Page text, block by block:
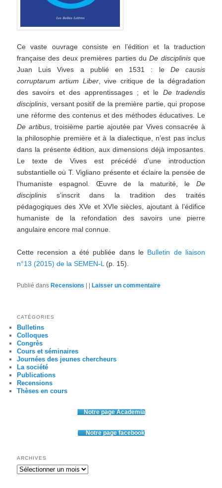
Ce vaste ouvrage consiste en l’édition et la traduction
française des deux premières parties duDe disciplinis que
Juan Luis Vives a publié en 1531 : le De causis
corruptarum artium Liber, vive critique de la dégradation
des savoirs et des apprentissages ; et le De tradendis
disciplinis, versant positif de la première partie, qui propose
une réforme des contenus et des méthodes éducatives. Le
De artibus, troisième partie ajoutée par Vives consacrée à
la philosophie première et à la dialectique, n’est pas inclus
dans la présente édition, aux dimensions déjà imposantes.
Le texte de Vives est précédé d’une introduction
substantielle où T. Vigliano présente et éclaire la pensée de
l’humaniste espagnol. Œuvre de la maturité, le De
disciplinis s’inscrit dans la tradition des traités
pédagogiques des XVe et XVIe siècles, ajoutant à l’édifice
humaniste de la refondation des savoirs une pierre
angulaire encore mal connue.
Cette recension a été publiée dans leBulletin de liaison
n°13 (2015) de la SEMEN-L (p. 15).
Publié dans Recensions Laisser un commentaire
CATÉGORIES
Bulletins
Colloques
Congrès
Cours et séminaires
Journées des jeunes chercheurs
La société
Publications
Recensions
Thèses en cours
Notre page Academia
Notre page facebook
ARCHIVES
Archives